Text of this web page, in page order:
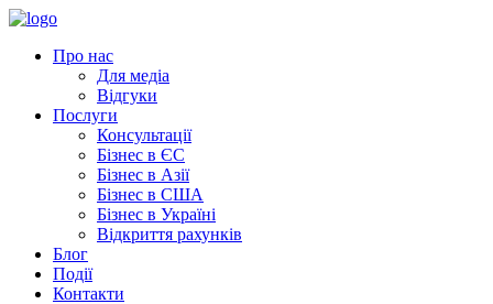
Про нас
Для медіа
Відгуки
Послуги
Консультації
Бізнес в ЄС
Бізнес в Азії
Бізнес в США
Бізнес в Україні
Відкриття рахунків
Блог
Події
Контакти